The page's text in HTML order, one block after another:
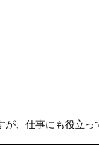
、仕事にも役立